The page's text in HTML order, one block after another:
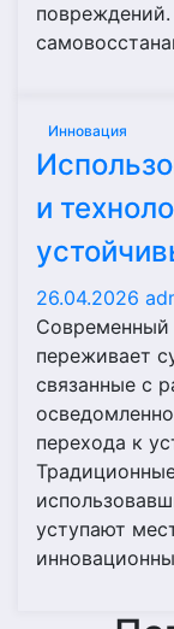
Инновация
и
26.04.2026
Современный
переживает
связанные с
перехода к
уступают